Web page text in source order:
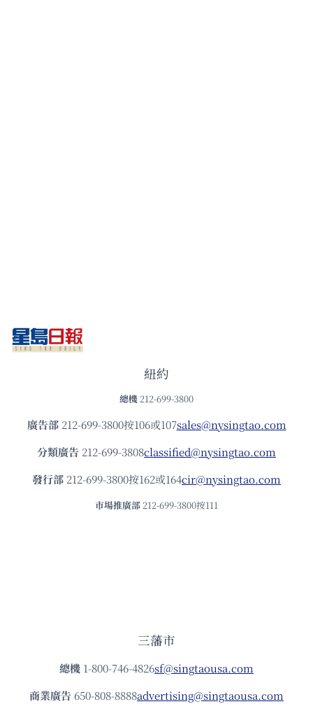
紐約
總機 212-699-3800
廣告部212-699-3800按106或107sales@nysingtao.com
分類廣告 212-699-3808classified@nysingtao.com
發⾏部 212-699-3800按162或164cir@nysingtao.com
市場推廣部 212-699-3800按111
三藩市
總機 1-800-746-4826sf@singtaousa.com
商業廣告 650-808-8888advertising@singtaousa.com